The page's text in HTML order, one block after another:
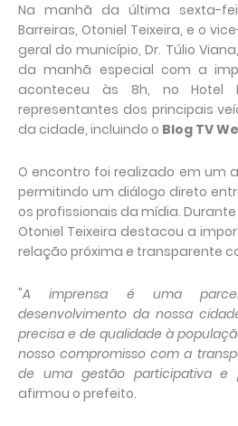
Na manhã da última sexta-
Barreiras, Otoniel Teixeira, e o
geral do município, Dr. Túlio
da manhã especial com a
aconteceu às 8h, no Hotel
representantes dos principais
da cidade, incluindo o Blog TV
O encontro foi realizado em um
permitindo um diálogo direto
os profissionais da mídia.
Otoniel Teixeira destacou a
relação próxima e transparente
"A imprensa é uma
desenvolvimento da nossa
precisa e de qualidade à
nosso compromisso com a
de uma gestão participativa e
afirmou o prefeito.